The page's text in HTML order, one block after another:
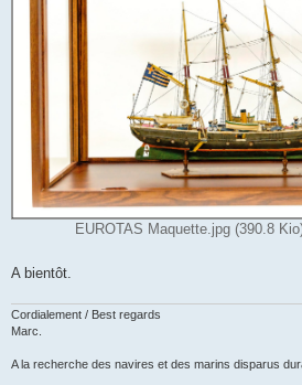
EUROTAS Maquette.jpg (390.8
A bientôt.
Cordialement / Best regards
Marc.
A la recherche des navires et des marins disparus